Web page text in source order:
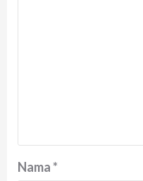
Nama*